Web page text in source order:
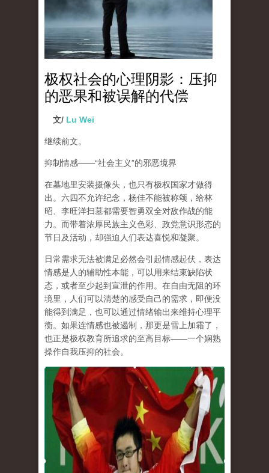
极权社会的心理阴影：压抑
的恶果和被误解的代偿
文/ Lu Wei
继续前文。
抑制情感——“社会主义”的邪恶境界
在墓地里安装摄像头，也只有极权国家才做得
出。六四不允许纪念，杨佳不能被称颂，给林
昭、李旺洋扫墓都需要智勇双全对敌作战的能
力。而带着浓厚民族主义色彩、政党意识形态的
节日及活动，却强迫人们表达喜悦和凝聚。
日常需求无法被满足必然会引起情感起伏， 表达
情感是人的辅助性本能，可以用来结束缺陷状
态，或者至少起到宣泄的作用 。在自由无阻的环
境里，人们可以清楚的感受自己的需求，即便没
能得到满足，也可以通过情绪输出来维持心理平
衡。如果连情感也被遏制，那更是雪上加霜了，
也正是极权教育所追求的至高目标——一个娴熟
操作自我压抑的社会。